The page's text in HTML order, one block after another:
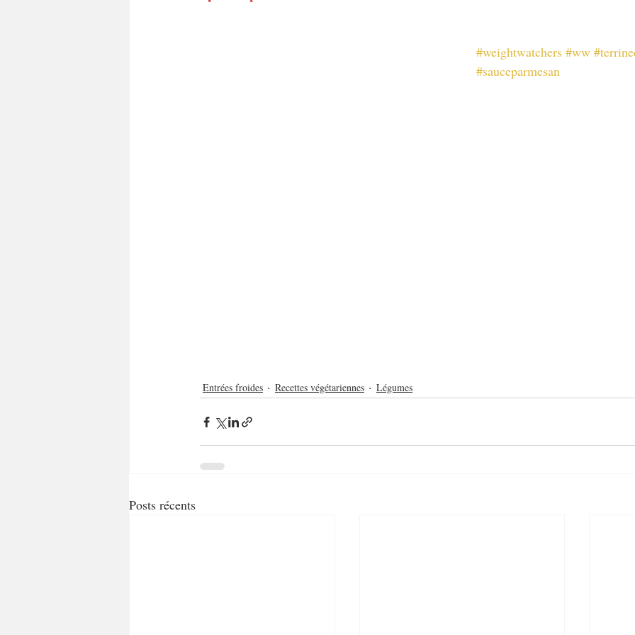
#weightwatchers #ww
#sauceparmesan
Entrées froides Recettes végétariennes Légumes
Posts récents